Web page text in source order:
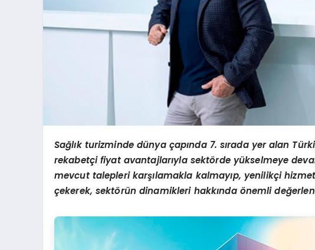
Sağlık turizminde dünya çapında 7. sırada yer alan Tü
rekabetçi fiyat avantajlarıyla sektörde yükselmeye
mevcut talepleri karşılamakla kalmayıp, yenilikçi
çekerek, sektörün dinamikleri hakkında önemli değ